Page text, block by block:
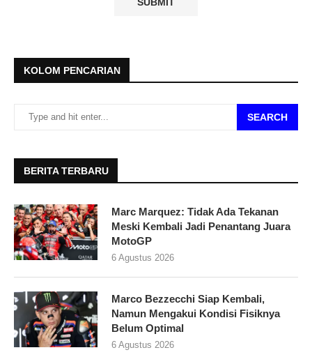
KOLOM PENCARIAN
SEARCH
BERITA TERBARU
Marc Marquez: Tidak Ada Tekanan
Meski Kembali Jadi Penantang Juara
MotoGP
6 Agustus 2026
Marco Bezzecchi Siap Kembali,
Namun Mengakui Kondisi Fisiknya
Belum Optimal
6 Agustus 2026